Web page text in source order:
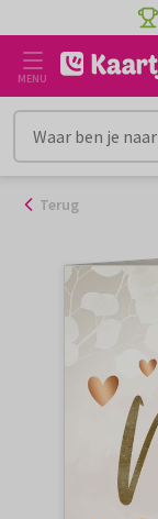
naar
inhoud
MENU
Terug